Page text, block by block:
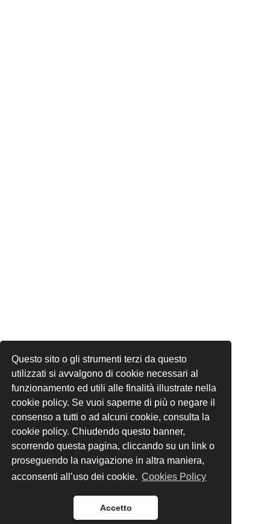
Questo sito o gli strumenti terzi da questo
utilizzati si avvalgono di cookie necessari al
funzionamento ed utili alle finalità illustrate nella
cookie policy. Se vuoi saperne di più o negare il
consenso a tutti o ad alcuni cookie, consulta la
cookie policy. Chiudendo questo banner,
scorrendo questa pagina, cliccando su un link o
proseguendo la navigazione in altra maniera,
acconsenti all’uso dei cookie. Cookies Policy
Accetto